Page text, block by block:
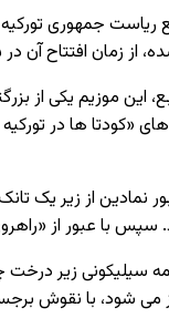
ریاست‌ جمهوری
از زمان افتتاح آن در
این موزیم یکی از
«کودتا ها در تورکیه
نمادین از زیر یک
با عبور از
سیلیکونی زیر درخت
‌شود، با نقوش